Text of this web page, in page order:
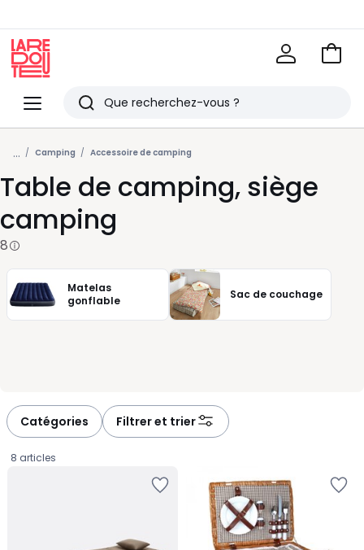
Menu
Redoute
Rechercher
Derniers
articles
vus
Voir
... Camping Accessoire de camping
Table de camping, siège
camping
8
Matelas
gonflable
Sac de couchage
Catégories Filtrer et trier
8 articles